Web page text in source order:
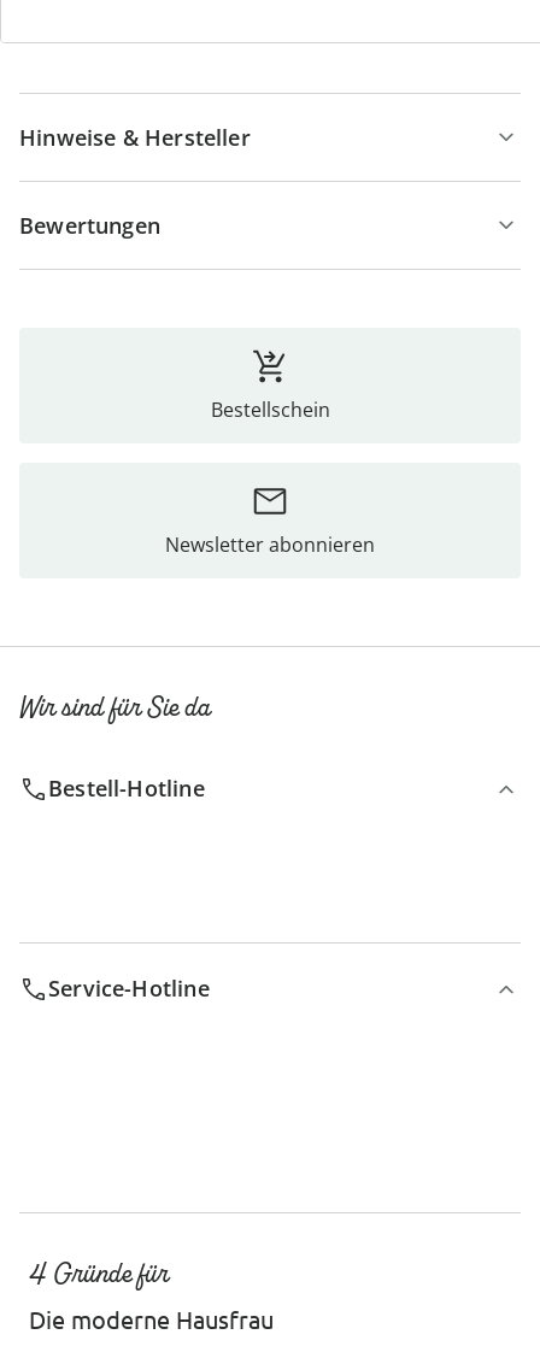
Details
Hinweise & Hersteller
Bewertungen
Bestellschein
Newsletter abonnieren
Wir sind für Sie da
Bestell-Hotline
Service-Hotline
4 Gründe für
Die moderne Hausfrau